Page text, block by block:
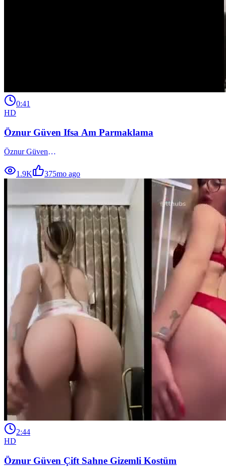
0:41
HD
Öznur Güven Ifsa Am Parmaklama
Öznur Güven
1.9K 375mo ago
2:44
HD
Öznur Güven Çift Sahne Gizemli Kostüm